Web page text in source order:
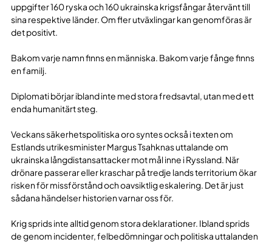
uppgifter 160 ryska och 160 ukrainska krigsfångar återvänt till
sina respektive länder. Om fler utväxlingar kan genomföras är
det positivt.
Bakom varje namn finns en människa. Bakom varje fånge finns
en familj.
Diplomati börjar ibland inte med stora fredsavtal, utan med ett
enda humanitärt steg.
Veckans säkerhetspolitiska oro syntes också i texten om
Estlands utrikesminister Margus Tsahknas uttalande om
ukrainska långdistansattacker mot mål inne i Ryssland. När
drönare passerar eller kraschar på tredje lands territorium ökar
risken för missförstånd och oavsiktlig eskalering. Det är just
sådana händelser historien varnar oss för.
Krig sprids inte alltid genom stora deklarationer. Ibland sprids
de genom incidenter, felbedömningar och politiska uttalanden